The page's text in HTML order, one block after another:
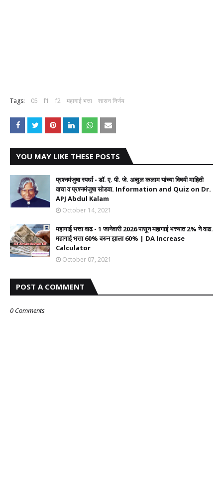
Tags: 05 f1 f2 महागाई भत्ता शासन निर्णय
YOU MAY LIKE THESE POSTS
प्रश्नमंजुषा स्पर्धा - डॉ. ए. पी. जे. अब्दुल कलाम यांच्या विषयी माहिती
वाचा व प्रश्नमंजुषा सोडवा. Information and Quiz on Dr.
APJ Abdul Kalam
October 14, 2021
महागाई भत्ता वाढ - 1 जानेवारी 2026 पासून महागाई भत्त्यात 2% ने वाढ.
महागाई भत्ता 60% वरुन झाला 60% | DA Increase
Calculator
October 07, 2021
POST A COMMENT
0 Comments